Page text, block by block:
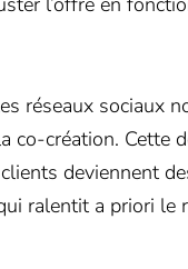
réseaux sociaux
co-création.
deviennent
ralentit a priori